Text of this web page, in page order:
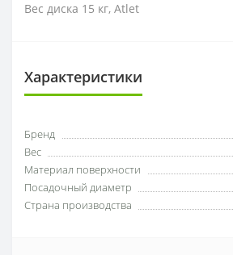
Вес диска 15 кг, Atlet
Характеристики
Бренд
Вес
Материал поверхности
Посадочный диаметр
Страна производства